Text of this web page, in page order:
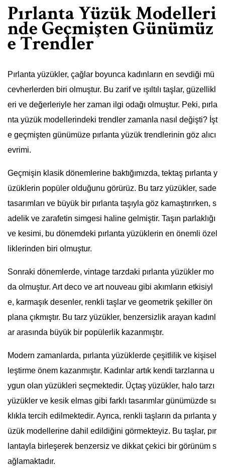
Pırlanta Yüzük Modelleri
nde Geçmişten Günümüz
e Trendler
Pırlanta yüzükler, çağlar boyunca kadınların en sevdiği mü
cevherlerden biri olmuştur. Bu zarif ve ışıltılı taşlar, güzellikl
eri ve değerleriyle her zaman ilgi odağı olmuştur. Peki, pırla
nta yüzük modellerindeki trendler zamanla nasıl değişti? İşt
e geçmişten günümüze pırlanta yüzük trendlerinin göz alıcı
evrimi.
Geçmişin klasik dönemlerine baktığımızda, tektaş pırlanta y
üzüklerin popüler olduğunu görürüz. Bu tarz yüzükler, sade
tasarımları ve büyük bir pırlanta taşıyla göz kamaştırırken, s
adelik ve zarafetin simgesi haline gelmiştir. Taşın parlaklığı
ve kesimi, bu dönemdeki pırlanta yüzüklerin en önemli özel
liklerinden biri olmuştur.
Sonraki dönemlerde, vintage tarzdaki pırlanta yüzükler mo
da olmuştur. Art deco ve art nouveau gibi akımların etkisiyl
e, karmaşık desenler, renkli taşlar ve geometrik şekiller ön
plana çıkmıştır. Bu tarz yüzükler, benzersizlik arayan kadınl
ar arasında büyük bir popülerlik kazanmıştır.
Modern zamanlarda, pırlanta yüzüklerde çeşitlilik ve kişisel
leştirme önem kazanmıştır. Kadınlar artık kendi tarzlarına u
ygun olan yüzükleri seçmektedir. Üçtaş yüzükler, halo tarzı
yüzükler ve kesik elmas gibi farklı tasarımlar günümüzde sı
klıkla tercih edilmektedir. Ayrıca, renkli taşların da pırlanta y
üzük modellerine dahil edildiğini görmekteyiz. Bu taşlar, pır
lantayla birleşerek benzersiz ve dikkat çekici bir görünüm s
ağlamaktadır.